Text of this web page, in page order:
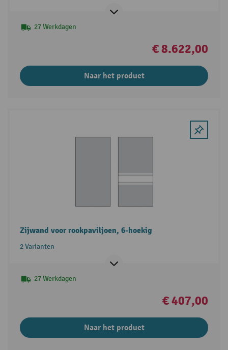
27 Werkdagen
€ 8.622,00
Naar het product
Zijwand voor rookpaviljoen, 6-hoekig
2 Varianten
27 Werkdagen
€ 407,00
Naar het product